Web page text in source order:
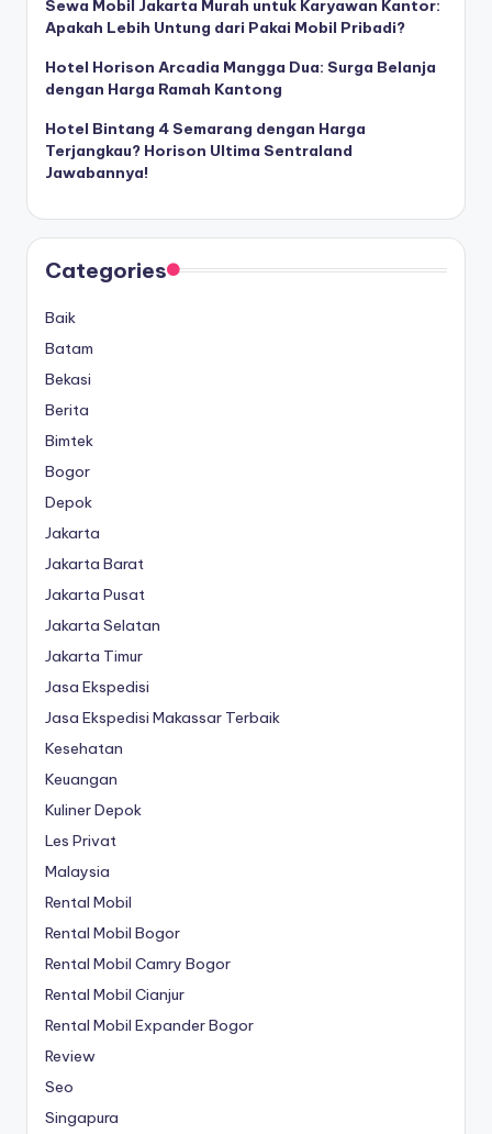
Sewa Mobil Jakarta Murah untuk Karyawan Kantor:
Apakah Lebih Untung dari Pakai Mobil Pribadi?
Hotel Horison Arcadia Mangga Dua: Surga Belanja
dengan Harga Ramah Kantong
Hotel Bintang 4 Semarang dengan Harga
Terjangkau? Horison Ultima Sentraland
Jawabannya!
Categories
Baik
Batam
Bekasi
Berita
Bimtek
Bogor
Depok
Jakarta
Jakarta Barat
Jakarta Pusat
Jakarta Selatan
Jakarta Timur
Jasa Ekspedisi
Jasa Ekspedisi Makassar Terbaik
Kesehatan
Keuangan
Kuliner Depok
Les Privat
Malaysia
Rental Mobil
Rental Mobil Bogor
Rental Mobil Camry Bogor
Rental Mobil Cianjur
Rental Mobil Expander Bogor
Review
Seo
Singapura